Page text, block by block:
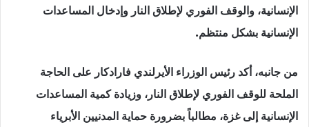
الإنسانية، والوقف الفوري لإطلاق النار وإدخال المساعدات
الإنسانية بشكل منتظم.
من جانبه، أكد رئيس الوزراء الأيرلندي فارادكار على الحاجة
الملحة للوقف الفوري لإطلاق النار، وزيادة كمية المساعدات
الإنسانية إلى غزة، مطالباً بضرورة حماية المدنيين الأبرياء